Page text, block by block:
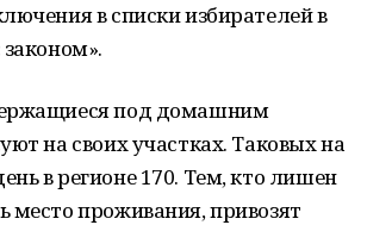
в списки избирателей в
законом».
под домашним
на своих участках. Таковых на
в регионе 170. Тем, кто лишен
место проживания, привозят